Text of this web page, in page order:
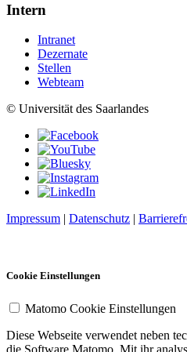
Intern
Intranet
Dezernate
Stellen
Webteam
© Universität des Saarlandes
Impressum | Datenschutz |
Cookie Einstellungen
Matomo Cookie Einstellungen
Diese Webseite verwendet neben
die Software Matomo. Mit ihr